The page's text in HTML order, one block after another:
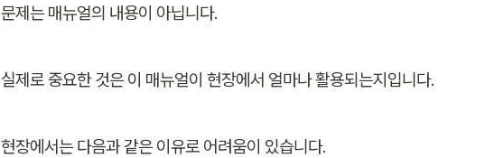
문제는 매뉴얼의 내용이 아닙니다.
실제로 중요한 것은 이 매뉴얼이 현장에서 얼마나 활용되는지입니다.
현장에서는 다음과 같은 이유로 어려움이 있습니다.